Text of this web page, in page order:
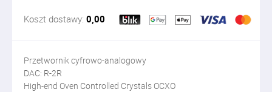
Koszt dostawy: 0,00
Przetwornik cyfrowo-analogowy
DAC: R-2R
High-end Oven Controlled Crystals OCXO